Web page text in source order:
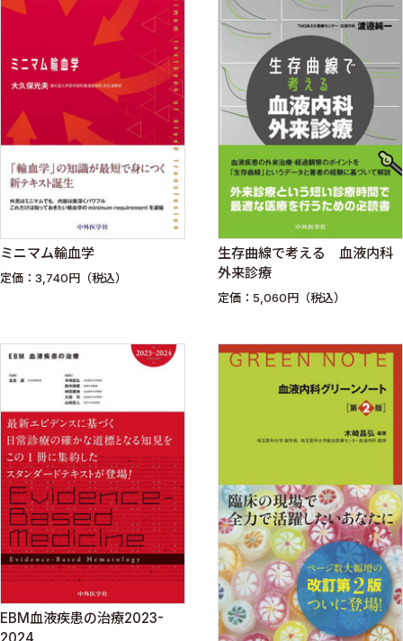
ミニマム輸血学
定価：3,740円（税込）
生存曲線で考える 血液内科
外来診療
定価：5,060円（税込）
EBM血液疾患の治療2023-